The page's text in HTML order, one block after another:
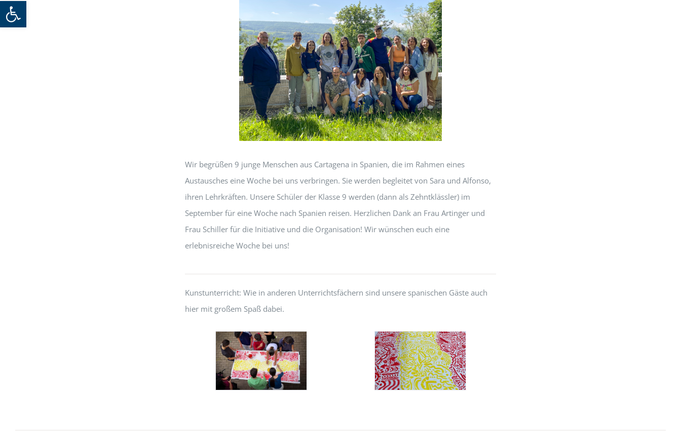
Werkzeugleiste öffnen
Wir begrüßen 9 junge Menschen aus Cartagena in Spanien, die im Rahmen eines
Austausches eine Woche bei uns verbringen. Sie werden begleitet von Sara und Alfonso,
ihren Lehrkräften. Unsere Schüler der Klasse 9 werden (dann als Zehntklässler) im
September für eine Woche nach Spanien reisen. Herzlichen Dank an Frau Artinger und
Frau Schiller für die Initiative und die Organisation! Wir wünschen euch eine
erlebnisreiche Woche bei uns!
Kunstunterricht: Wie in anderen Unterrichtsfächern sind unsere spanischen Gäste auch
hier mit großem Spaß dabei.